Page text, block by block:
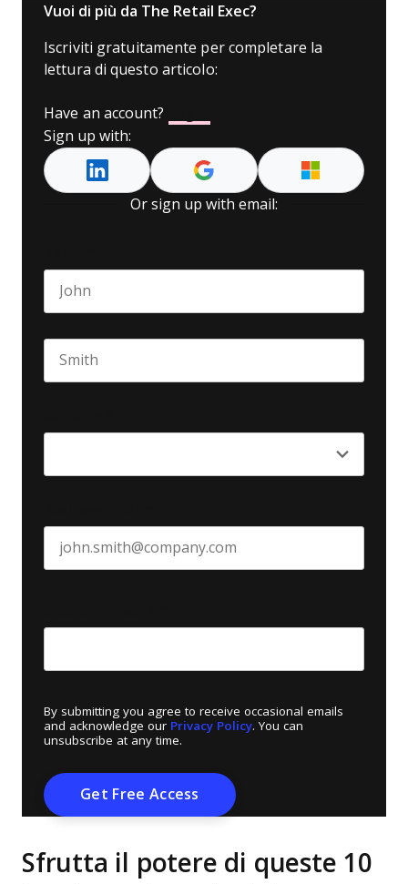
Vuoi di più da The Retail Exec?
Iscriviti gratuitamente per completare la
lettura di questo articolo:
Have an account?
Sign up with:
Or sign up with email:
By submitting you agree to receive occasional emails
and acknowledge our Privacy Policy. You can
unsubscribe at any time.
Sfrutta il potere di queste 10